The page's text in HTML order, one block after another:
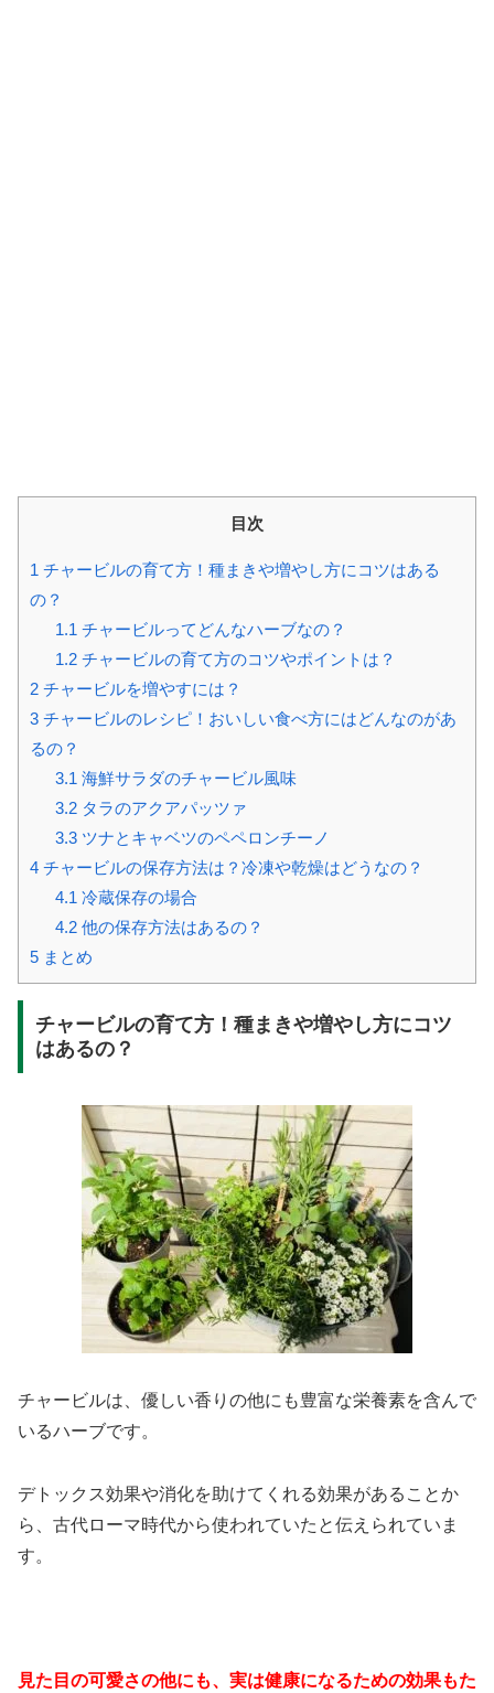
目次
1 チャービルの育て方！種まきや増やし方にコツはある
の？
1.1チャービルってどんなハーブなの？
1.2チャービルの育て方のコツやポイントは？
2 チャービルを増やすには？
3 チャービルのレシピ！おいしい食べ方にはどんなのがあ
るの？
3.1海鮮サラダのチャービル風味
3.2タラのアクアパッツァ
3.3ツナとキャベツのペペロンチーノ
4 チャービルの保存方法は？冷凍や乾燥はどうなの？
4.1冷蔵保存の場合
4.2他の保存方法はあるの？
5 まとめ
チャービルの育て方！種まきや増やし方にコツ
はあるの？
チャービルは、優しい香りの他にも豊富な栄養素を含んで
いるハーブです。
デトックス効果や消化を助けてくれる効果があることか
ら、古代ローマ時代から使われていたと伝えられていま
す。
見た目の可愛さの他にも、実は健康になるための効果もた